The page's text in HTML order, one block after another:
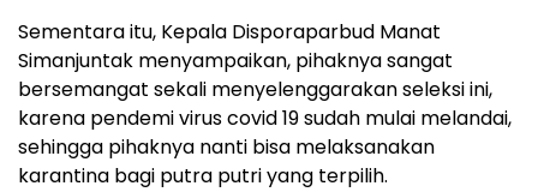
Sementara itu, Kepala Disporaparbud Manat
Simanjuntak menyampaikan, pihaknya sangat
bersemangat sekali menyelenggarakan seleksi ini,
karena pendemi virus covid 19 sudah mulai melandai,
sehingga pihaknya nanti bisa melaksanakan
karantina bagi putra putri yang terpilih.